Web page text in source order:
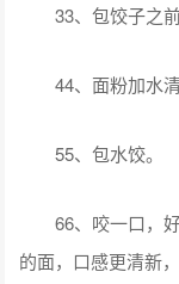
33、包饺子之前
44、面粉加水清
55、包水饺。
66、咬一口，好
的面，口感更清新